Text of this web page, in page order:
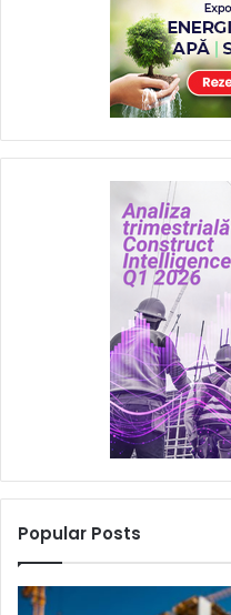
Popular Posts